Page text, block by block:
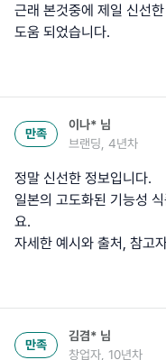
근래 본것중에 제일 신선
도움 되었습니다.
만족
이나* 님
브랜딩, 4년차
정말 신선한 정보입니다.
일본의 고도화된 기능성
요.
자세한 예시와 출처, 참고
만족
김겸* 님
창업자, 10년차